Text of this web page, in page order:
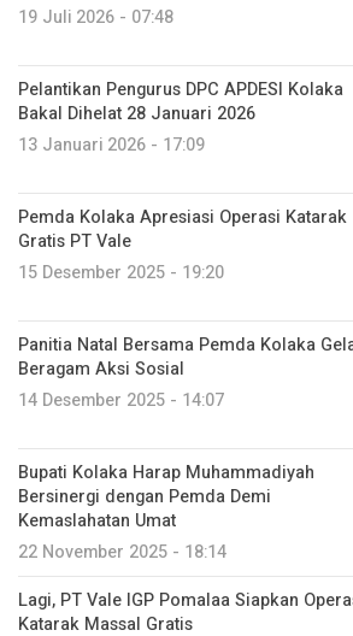
19 Juli 2026 - 07:48
Pelantikan Pengurus DPC APDESI Kolaka
Bakal Dihelat 28 Januari 2026
13 Januari 2026 - 17:09
Pemda Kolaka Apresiasi Operasi Katarak
Gratis PT Vale
15 Desember 2025 - 19:20
Panitia Natal Bersama Pemda Kolaka
Beragam Aksi Sosial
14 Desember 2025 - 14:07
Bupati Kolaka Harap Muhammadiyah
Bersinergi dengan Pemda Demi
Kemaslahatan Umat
22 November 2025 - 18:14
Lagi, PT Vale IGP Pomalaa Siapkan
Katarak Massal Gratis